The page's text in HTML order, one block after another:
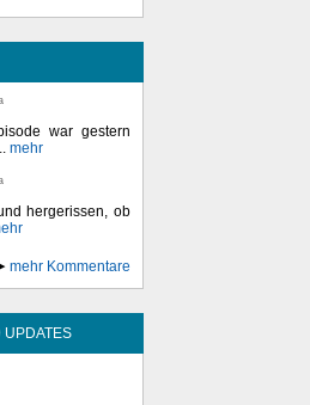
war gestern
mehr
hergerissen, ob
mehr Kommentare
UPDATES